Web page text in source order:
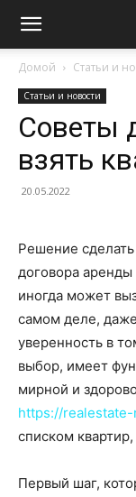
Домой Статьи и
Статьи и новости
Советы
взять
20.05.2022
Решение
договора
иногда может
самом деле,
уверенность в
выбор, имеет
мирной и
https://
списком
Первый шаг,